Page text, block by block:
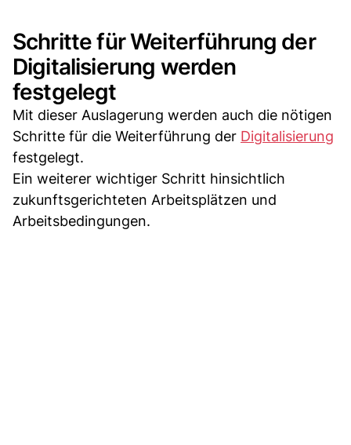
Schritte für Weiterführung der
Digitalisierung werden
festgelegt
Mit dieser Auslagerung werden auch die nötigen
Schritte für die Weiterführung der Digitalisierung
festgelegt.
Ein weiterer wichtiger Schritt hinsichtlich
zukunftsgerichteten Arbeitsplätzen und
Arbeitsbedingungen.